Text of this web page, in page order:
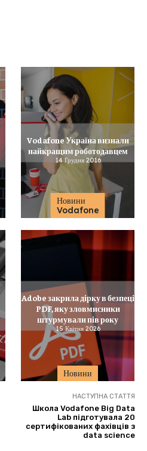
Новини
Vodafone
Vodafone Україна визнали
найкращим роботодавцем
14 Грудня 2016
Новини
Adobe закрила дірку в безпеці
PDF, яку зловмисники
штурмували пів року
15 Квітня 2026
НАСТУПНА СТАТТЯ
Школа Vodafone Big Data
Lab підготувала 20
сертифікованих фахівців з
data science